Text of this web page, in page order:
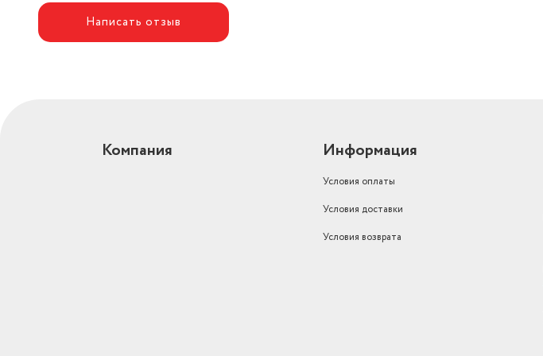
Написать отзыв
Компания Информация
Условия оплаты
Условия доставки
Условия возврата